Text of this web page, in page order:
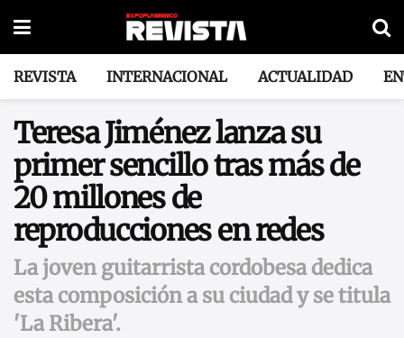
REVISTA INTERNACIONAL ACTUALIDAD
Teresa Jiménez lanza su
primer sencillo tras más de
20 millones de
reproducciones en redes
La joven guitarrista cordobesa dedica
esta composición a su ciudad y se titula
'La Ribera'.